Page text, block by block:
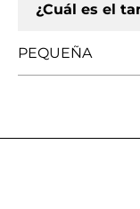
¿Cuál es el
PEQUEÑA